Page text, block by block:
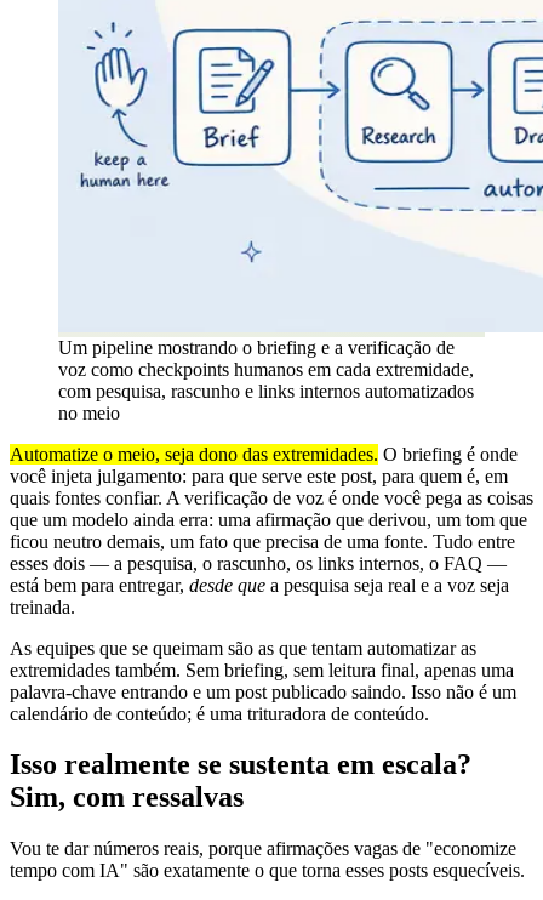
Um pipeline mostrando o briefing e a verificação de
voz como checkpoints humanos em cada extremidade,
com pesquisa, rascunho e links internos automatizados
no meio
Automatize o meio, seja dono das extremidades. O briefing é onde
você injeta julgamento: para que serve este post, para quem é, em
quais fontes confiar. A verificação de voz é onde você pega as coisas
que um modelo ainda erra: uma afirmação que derivou, um tom que
ficou neutro demais, um fato que precisa de uma fonte. Tudo entre
esses dois — a pesquisa, o rascunho, os links internos, o FAQ —
está bem para entregar, desde que a pesquisa seja real e a voz seja
treinada.
As equipes que se queimam são as que tentam automatizar as
extremidades também. Sem briefing, sem leitura final, apenas uma
palavra-chave entrando e um post publicado saindo. Isso não é um
calendário de conteúdo; é uma trituradora de conteúdo.
Isso realmente se sustenta em escala?
Sim, com ressalvas
Vou te dar números reais, porque afirmações vagas de "economize
tempo com IA" são exatamente o que torna esses posts esquecíveis.